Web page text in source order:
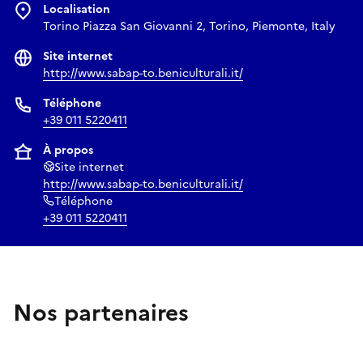
Localisation
Torino Piazza San Giovanni 2, Torino, Piemonte, Italy
Site internet
http://www.sabap-to.beniculturali.it/
Téléphone
+39 011 5220411
À propos
Site internet
http://www.sabap-to.beniculturali.it/
Téléphone
+39 011 5220411
Nos partenaires